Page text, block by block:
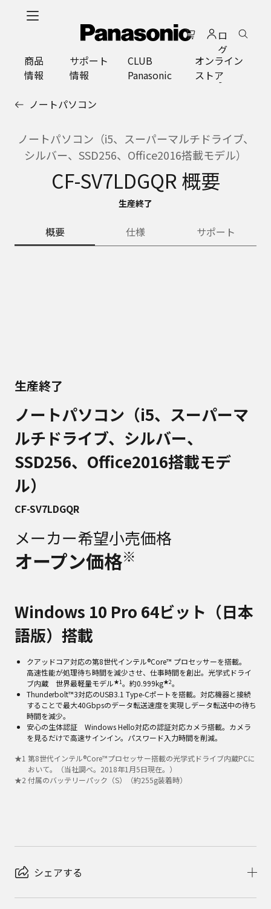
ロ
グ
イ
ン
商品
情報
サポート
情報
CLUB
Panasonic
オンライン
ストア
ノートパソコン
ノートパソコン（i5、スーパーマルチドライブ、
シルバー、SSD256、Office2016搭載モデル）
CF-SV7LDGQR 概要
生産終了
概要 仕様 サポート
生産終了
ノートパソコン（i5、スーパーマ
ルチドライブ、シルバー、
SSD256、Office2016搭載モデ
ル）
CF-SV7LDGQR
メーカー希望小売価格
オープン価格※
Windows 10 Pro 64ビット（日本
語版）搭載
クアッドコア対応の第8世代インテル®Core™ プロセッサーを搭載。
高速性能が処理待ち時間を減少させ、仕事時間を創出。光学式ドライ
ブ内蔵 世界最軽量モデル★1。約0.999kg★2。
Thunderbolt™3対応のUSB3.1 Type-Cポートを搭載。対応機器と接続
することで最大40Gbpsのデータ転送速度を実現しデータ転送中の待ち
時間を減少。
安心の生体認証 Windows Hello対応の認証対応カメラ搭載。カメラ
を見るだけで高速サインイン。パスワード入力時間を削減。
★1 第8世代インテル®Core™プロセッサー搭載の光学式ドライブ内蔵PCに
おいて。（当社調べ。2018年1月5日現在。）
★2 付属のバッテリーパック（S）（約255g装着時）
シェアする